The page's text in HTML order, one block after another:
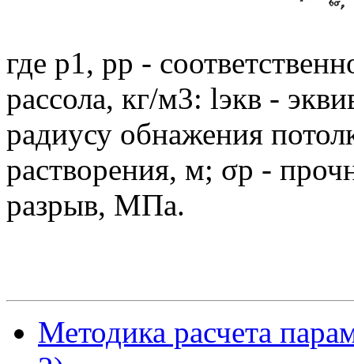
где p1, рр -
рассола, кг/м3: lэкв -
радиусу обнажения
растворения, м; σр -
разрыв, МПа.
Методика расчета